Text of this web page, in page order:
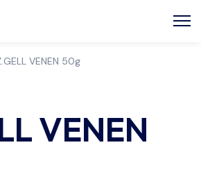
VENEN 50g
VENEN